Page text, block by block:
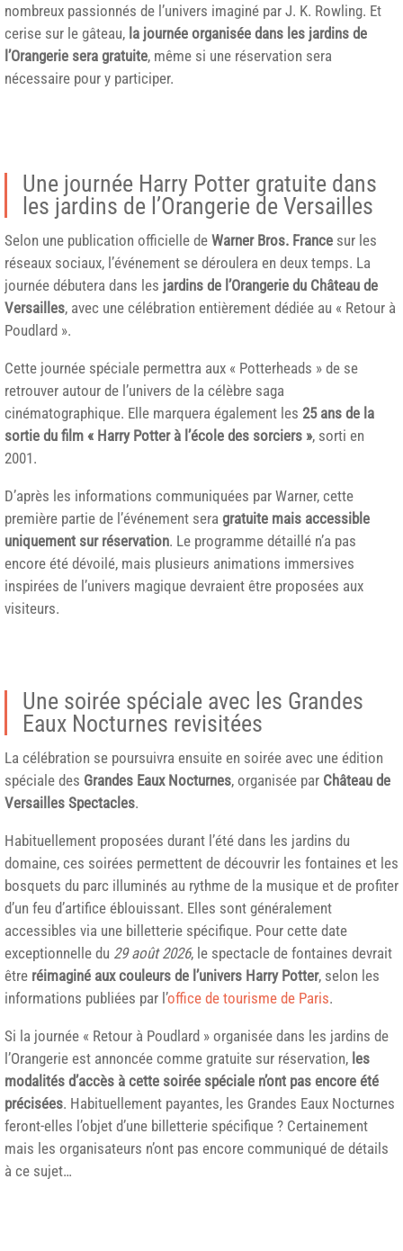
nombreux passionnés de l’univers imaginé par J. K. Rowling. Et
cerise sur le gâteau, la journée organisée dans les jardins de
l’Orangerie sera gratuite, même si une réservation sera
nécessaire pour y participer.
Une journée Harry Potter gratuite dans
les jardins de l’Orangerie de Versailles
Selon une publication officielle de Warner Bros. France sur les
réseaux sociaux, l’événement se déroulera en deux temps. La
journée débutera dans les jardins de l’Orangerie du Château de
Versailles, avec une célébration entièrement dédiée au « Retour à
Poudlard ».
Cette journée spéciale permettra aux « Potterheads » de se
retrouver autour de l’univers de la célèbre saga
cinématographique. Elle marquera également les 25 ans de la
sortie du film « Harry Potter à l’école des sorciers », sorti en
2001.
D’après les informations communiquées par Warner, cette
première partie de l’événement sera gratuite mais accessible
uniquement sur réservation. Le programme détaillé n’a pas
encore été dévoilé, mais plusieurs animations immersives
inspirées de l’univers magique devraient être proposées aux
visiteurs.
Une soirée spéciale avec les Grandes
Eaux Nocturnes revisitées
La célébration se poursuivra ensuite en soirée avec une édition
spéciale des Grandes Eaux Nocturnes, organisée par Château de
Versailles Spectacles.
Habituellement proposées durant l’été dans les jardins du
domaine, ces soirées permettent de découvrir les fontaines et les
bosquets du parc illuminés au rythme de la musique et de profiter
d’un feu d’artifice éblouissant. Elles sont généralement
accessibles via une billetterie spécifique. Pour cette date
exceptionnelle du 29 août 2026, le spectacle de fontaines devrait
être réimaginé aux couleurs de l’univers Harry Potter, selon les
informations publiées par l’office de tourisme de Paris.
Si la journée « Retour à Poudlard » organisée dans les jardins de
l’Orangerie est annoncée comme gratuite sur réservation, les
modalités d’accès à cette soirée spéciale n’ont pas encore été
précisées. Habituellement payantes, les Grandes Eaux Nocturnes
feront-elles l’objet d’une billetterie spécifique ? Certainement
mais les organisateurs n’ont pas encore communiqué de détails
à ce sujet…